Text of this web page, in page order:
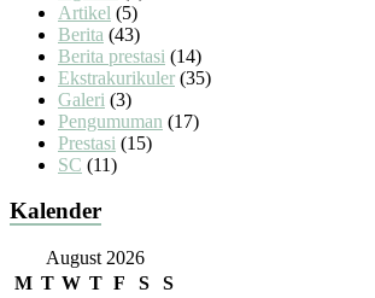
Artikel (5)
Berita (43)
Berita prestasi (14)
Ekstrakurikuler (35)
Galeri (3)
Pengumuman (17)
Prestasi (15)
SC (11)
Kalender
August 2026
M T W T F S
S